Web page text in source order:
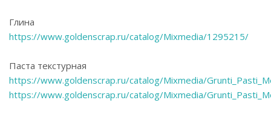
Глина
https://www.goldenscrap.ru/catalog/Mixmedia/1295215/
Паста текстурная
https://www.goldenscrap.ru/catalog/Mixmedia/
https://www.goldenscrap.ru/catalog/Mixmedia/